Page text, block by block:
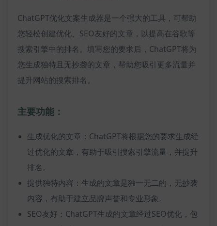
ChatGPT优化文案生成器是一个强大的工具，可帮助
您轻松创建优化、SEO友好的文章，以提高在谷歌等
搜索引擎中的排名。填写您的要求后，ChatGPT将为
您生成独特且无抄袭的文章，帮助您吸引更多流量并
提升网站的搜索排名。
主要功能：
生成优化的文章：ChatGPT将根据您的要求生成经
过优化的文章，有助于吸引搜索引擎流量，并提升
排名。
提供独特内容：生成的文章是独一无二的，无抄袭
内容，有助于建立品牌声誉和专业形象。
SEO友好：ChatGPT生成的文章经过SEO优化，包